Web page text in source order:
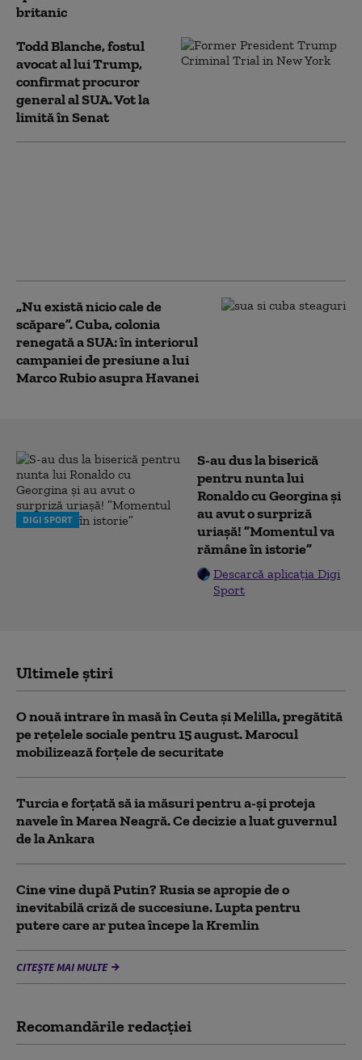
britanic
Todd Blanche, fostul
avocat al lui Trump,
confirmat procuror
general al SUA. Vot la
limită în Senat
„Nu există nicio cale de
scăpare”. Cuba, colonia
renegată a SUA: în interiorul
campaniei de presiune a lui
Marco Rubio asupra Havanei
DIGI SPORT
S-au dus la biserică
pentru nunta lui
Ronaldo cu Georgina și
au avut o surpriză
uriașă! ”Momentul va
rămâne în istorie”
Descarcă aplicația Digi
Sport
Ultimele știri
O nouă intrare în masă în Ceuta și Melilla, pregătită
pe rețelele sociale pentru 15 august. Marocul
mobilizează forțele de securitate
Turcia e forțată să ia măsuri pentru a-și proteja
navele în Marea Neagră. Ce decizie a luat guvernul
de la Ankara
Cine vine după Putin? Rusia se apropie de o
inevitabilă criză de succesiune. Lupta pentru
putere care ar putea începe la Kremlin
CITEȘTE MAI MULTE
Recomandările redacţiei